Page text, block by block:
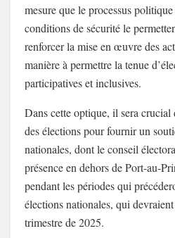
mesure que le processus
conditions de sécurité le
renforcer la mise en œuvre des
manière à permettre la tenue
participatives et inclusives.
Dans cette optique, il sera
des élections pour fournir un
nationales, dont le conseil
présence en dehors de Port-au-
pendant les périodes qui
élections nationales, qui
trimestre de 2025.